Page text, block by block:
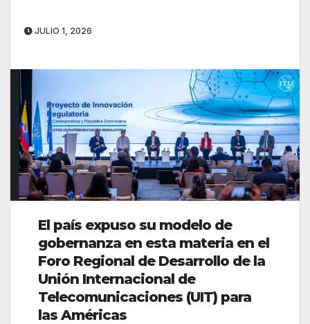
JULIO 1, 2026
El país expuso su modelo de
gobernanza en esta materia en el
Foro Regional de Desarrollo de la
Unión Internacional de
Telecomunicaciones (UIT) para
las Américas